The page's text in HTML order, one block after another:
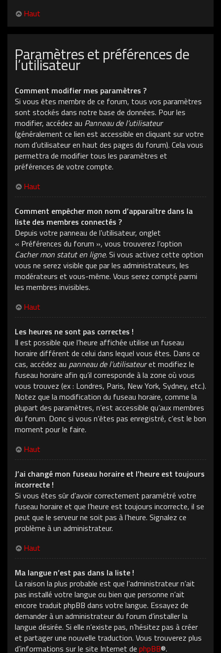
Haut
Paramètres et préférences de
l’utilisateur
Comment modifier mes paramètres ?
Si vous êtes membre de ce forum, tous vos paramètres
sont stockés dans notre base de données. Pour les
modifier, accédez au Panneau de l’utilisateur
(généralement ce lien est accessible en cliquant sur votre
nom d’utilisateur en haut des pages du forum). Cela vous
permettra de modifier tous les paramètres et
préférences de votre compte.
Haut
Comment empêcher mon nom d’apparaître dans la
liste des membres connectés ?
Depuis votre panneau de l’utilisateur, onglet
« Préférences du forum », vous trouverez l’option
Cacher mon statut en ligne. Si vous activez cette option
vous ne serez visible que par les administrateurs, les
modérateurs et vous-même. Vous serez compté parmi
les membres invisibles.
Haut
Les heures ne sont pas correctes !
Il est possible que l’heure affichée utilise un fuseau
horaire différent de celui dans lequel vous êtes. Dans ce
cas, accédez au panneau de l’utilisateuret modifiez le
fuseau horaire afin qu’il corresponde à la zone où vous
vous trouvez (ex : Londres, Paris, New York, Sydney, etc.).
Notez que la modification du fuseau horaire, comme la
plupart des paramètres, n’est accessible qu’aux membres
du forum. Donc si vous n’êtes pas enregistré, c’est le bon
moment pour le faire.
Haut
J’ai changé mon fuseau horaire et l’heure est toujours
incorrecte !
Si vous êtes sûr d’avoir correctement paramétré votre
fuseau horaire et que l’heure est toujours incorrecte, il se
peut que le serveur ne soit pas à l’heure. Signalez ce
problème à un administrateur.
Haut
Ma langue n’est pas dans la liste !
La raison la plus probable est que l’administrateur n’ait
pas installé votre langue ou bien que personne n’ait
encore traduit phpBB dans votre langue. Essayez de
demander à un administrateur du forum d’installer la
langue désirée. Si elle n’existe pas, n’hésitez pas à créer
et partager une nouvelle traduction. Vous trouverez plus
d’informations sur le site Internet de phpBB®.